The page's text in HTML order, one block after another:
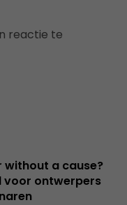
reactie te
without a cause?
voor ontwerpers